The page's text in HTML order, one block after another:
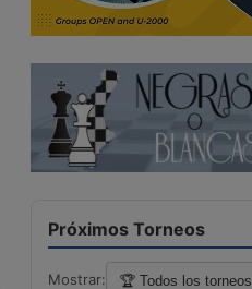
Próximos Torneos
Mostrar: